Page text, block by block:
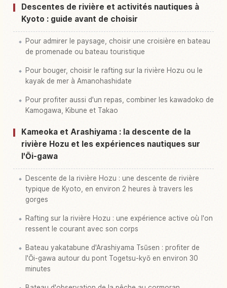
Trouver des activités↗
Descentes de rivière et activités nautiques à
Kyoto : guide avant de choisir
Pour admirer le paysage, choisir une croisière en bateau
de promenade ou bateau touristique
Pour bouger, choisir le rafting sur la rivière Hozu ou le
kayak de mer à Amanohashidate
Pour profiter aussi d'un repas, combiner les kawadoko de
Kamogawa, Kibune et Takao
Kameoka et Arashiyama : la descente de la
rivière Hozu et les expériences nautiques sur
l'Ōi-gawa
Descente de la rivière Hozu : une descente de rivière
typique de Kyoto, en environ 2 heures à travers les
gorges
Rafting sur la rivière Hozu : une expérience active où l'on
ressent le courant avec son corps
Bateau yakatabune d'Arashiyama Tsūsen : profiter de
l'Ōi-gawa autour du pont Togetsu-kyō en environ 30
minutes